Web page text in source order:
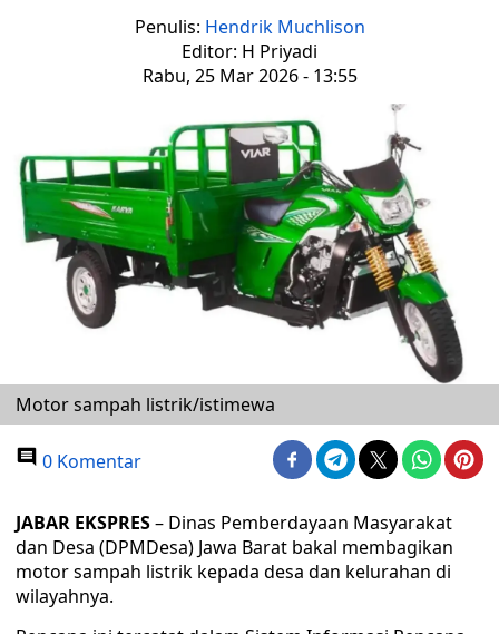
Penulis: Hendrik Muchlison
Editor: H Priyadi
Rabu, 25 Mar 2026 - 13:55
Motor sampah listrik/istimewa
0 Komentar
JABAR EKSPRES– Dinas Pemberdayaan Masyarakat
dan Desa (DPMDesa) Jawa Barat bakal membagikan
motor sampah listrik kepada desa dan kelurahan di
wilayahnya.